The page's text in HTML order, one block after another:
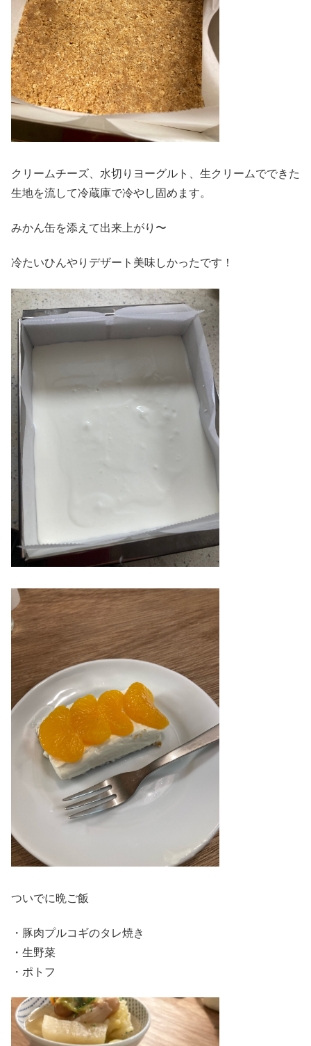
クリームチーズ、水切りヨーグルト、生クリームでできた
生地を流して冷蔵庫で冷やし固めます。
みかん缶を添えて出来上がり〜
冷たいひんやりデザート美味しかったです！
ついでに晩ご飯
・豚肉プルコギのタレ焼き
・生野菜
・ポトフ